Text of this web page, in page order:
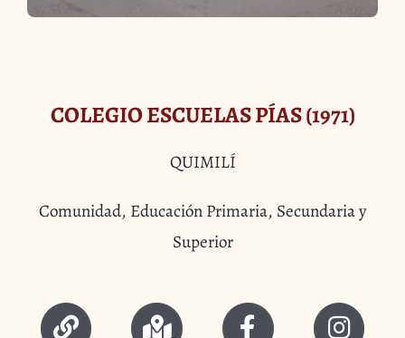
COLEGIO ESCUELAS PÍAS (1971)
QUIMILÍ
Comunidad, Educación Primaria, Secundaria y
Superior